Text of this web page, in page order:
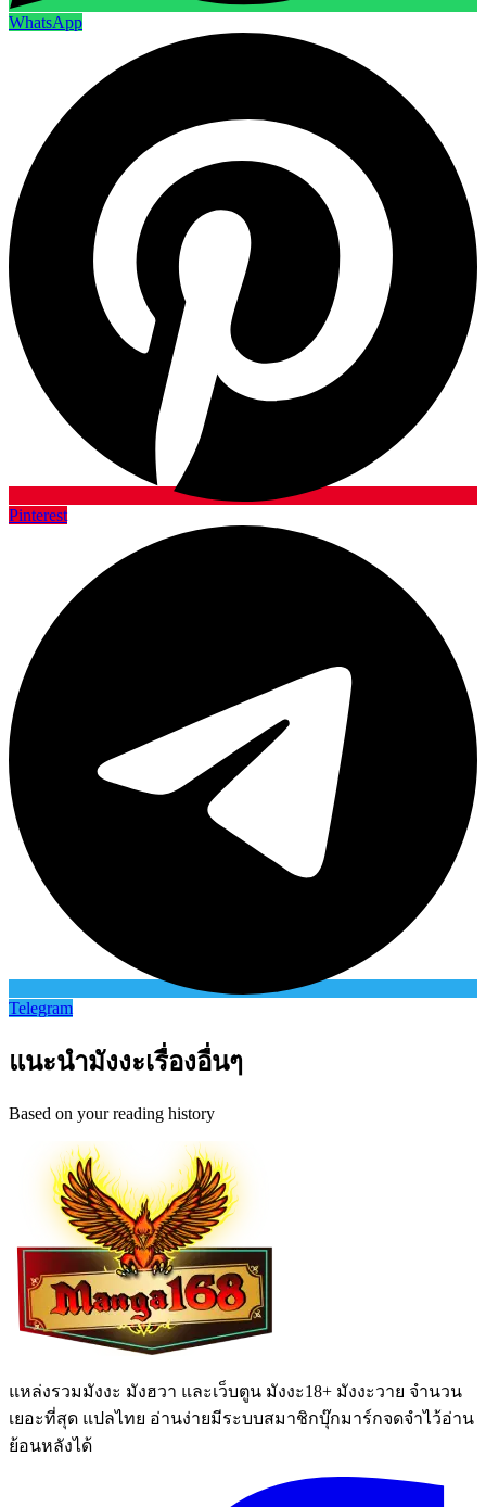
WhatsApp
Pinterest
Telegram
แนะนำมังงะเรื่องอื่นๆ
Based on your reading history
แหล่งรวมมังงะ มังฮวา และเว็บตูน มังงะ18+ มังงะวาย จำนวน
เยอะที่สุด แปลไทย อ่านง่ายมีระบบสมาชิกบุ๊กมาร์กจดจำไว้อ่าน
ย้อนหลังได้